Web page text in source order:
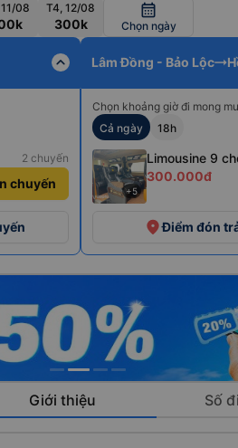
08 T4, 12/08
300k
calendar_month
Chọn ngày
expand_less
2 chuyến
chuyến
Lâm Đồng - Bảo Lộc
Chọn khoảng giờ đi mong
Cả ngày
18h
+5
Limousine 9
300.000đ
placeĐiểm đón
Giới thiệu Số